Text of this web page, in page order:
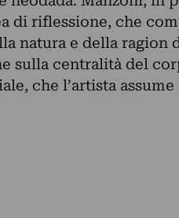
di riflessione, che
natura e della ragion
sulla centralità del
che l’artista